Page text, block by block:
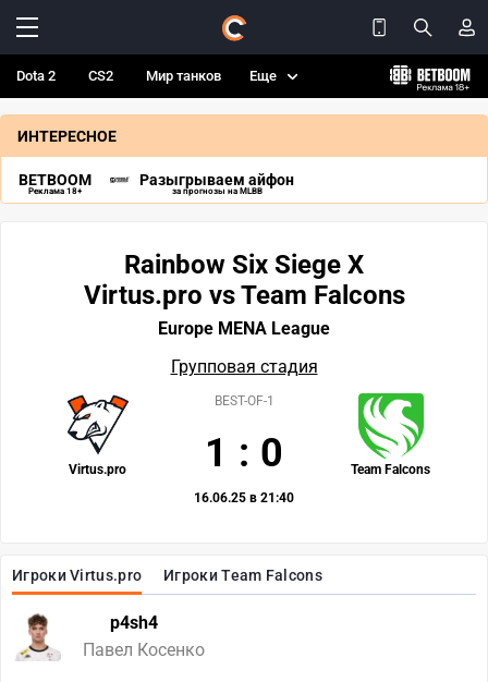
Dota 2 CS2 Мир танков Еще
ИНТЕРЕСНОЕ
BETBOOM
Реклама 18+
Разыгрываем айфон
за прогнозы на MLBB
Игроки Virtus.pro Игроки Team Falcons
p4sh4
Павел Косенко
Rainbow Six Siege X
Virtus.pro vs Team Falcons
Europe MENA League
Групповая стадия
Virtus.pro Team Falcons
BEST-OF-1
1 : 0
16.06.25 в 21:40